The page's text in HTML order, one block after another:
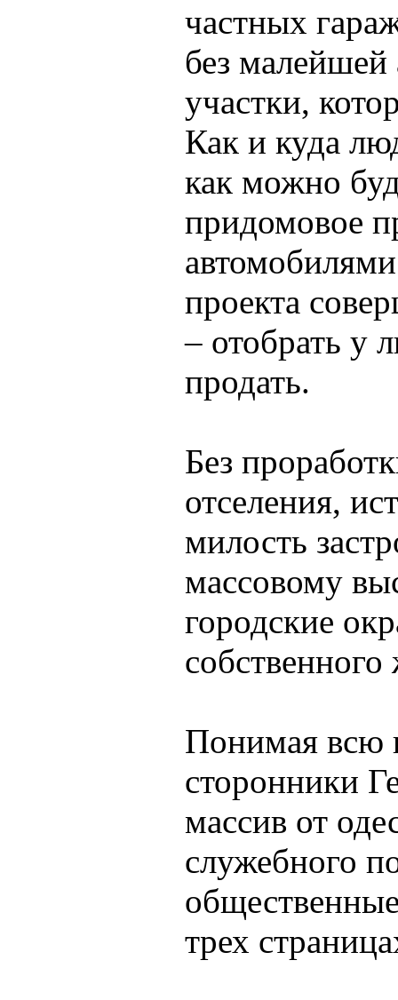
частных
без
участки,
Как и куда
как можно
придомовое
проекта
– отобрать у
продать.
Без
отселения,
милость
массовому
городские
Понимая всю
сторонники
массив от
служебного
трех